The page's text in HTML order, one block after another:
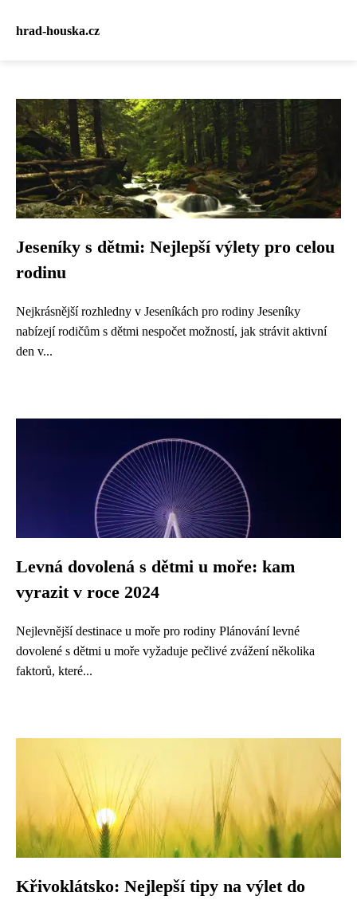
hrad-houska.cz
Jeseníky s dětmi: Nejlepší výlety pro celou
rodinu
Nejkrásnější rozhledny v Jeseníkách pro rodiny Jeseníky
nabízejí rodičům s dětmi nespočet možností, jak strávit aktivní
den v...
Levná dovolená s dětmi u moře: kam
vyrazit v roce 2024
Nejlevnější destinace u moře pro rodiny Plánování levné
dovolené s dětmi u moře vyžaduje pečlivé zvážení několika
faktorů, které...
Křivoklátsko: Nejlepší tipy na výlet do